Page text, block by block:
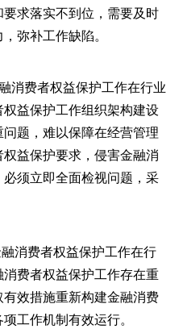
求落实不到位，需要及时
弥补工作缺陷。
消费者权益保护工作在行业
益保护工作组织架构建设
题，难以保障在经营管理
益保护要求，侵害金融消
须立即全面检视问题，采
消费者权益保护工作在行
费者权益保护工作存在重
效措施重新构建金融消费
工作机制有效运行。